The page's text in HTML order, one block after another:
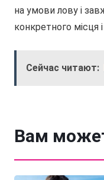
на умови лову і
конкретного місця і
Сейчас читают:
Вам